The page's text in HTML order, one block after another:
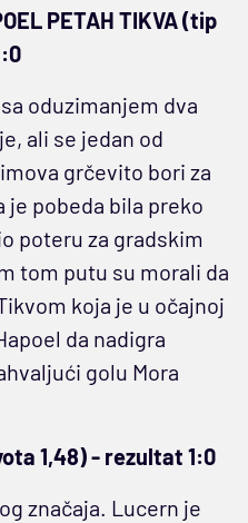
PETAH TIKVA (tip
oduzimanjem dva
ali se jedan od
grčevito bori za
je pobeda bila preko
poteru za gradskim
tom putu su morali da
koja je u očajnoj
da nadigra
golu Mora
1,48) - rezultat 1:0
značaja. Lucern je